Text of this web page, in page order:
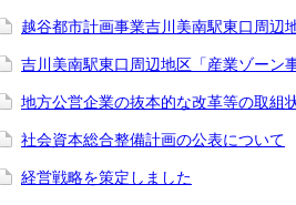
越谷都市計画事業吉川美南駅東口周辺
吉川美南駅東口周辺地区「産業ゾーン
地方公営企業の抜本的な改革等の取組
社会資本総合整備計画の公表について
経営戦略を策定しました